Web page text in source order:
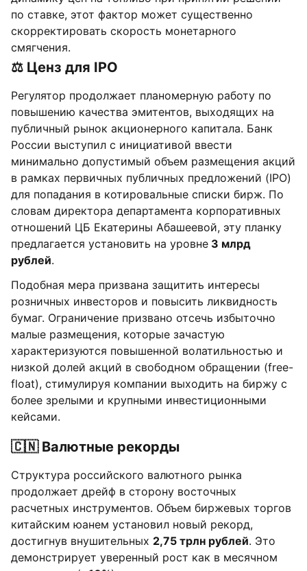
по ставке, этот фактор может существенно
скорректировать скорость монетарного
смягчения.
⚖️ Ценз для IPO
Регулятор продолжает планомерную работу по
повышению качества эмитентов, выходящих на
публичный рынок акционерного капитала. Банк
России выступил с инициативой ввести
минимально допустимый объем размещения акций
в рамках первичных публичных предложений (IPO)
для попадания в котировальные списки бирж. По
словам директора департамента корпоративных
отношений ЦБ Екатерины Абашеевой, эту планку
предлагается установить на уровне 3 млрд
рублей.
Подобная мера призвана защитить интересы
розничных инвесторов и повысить ликвидность
бумаг. Ограничение призвано отсечь избыточно
малые размещения, которые зачастую
характеризуются повышенной волатильностью и
низкой долей акций в свободном обращении (free-
float), стимулируя компании выходить на биржу с
более зрелыми и крупными инвестиционными
кейсами.
🇨🇳 Валютные рекорды
Структура российского валютного рынка
продолжает дрейф в сторону восточных
расчетных инструментов. Объем биржевых торгов
китайским юанем установил новый рекорд,
достигнув внушительных 2,75 трлн рублей. Это
демонстрирует уверенный рост как в месячном